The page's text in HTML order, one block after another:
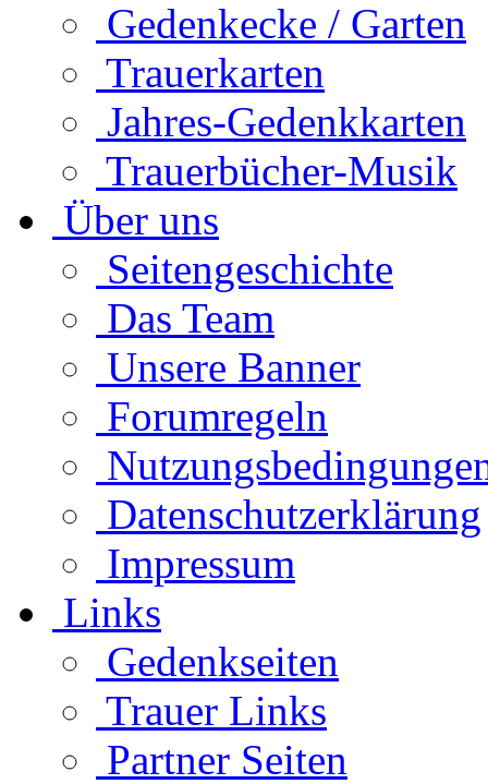
Gedenkecke / Garten
Trauerkarten
Jahres-Gedenkkarten
Trauerbücher-Musik
Über uns
Seitengeschichte
Das Team
Unsere Banner
Forumregeln
Datenschutzerklärung
Impressum
Links
Gedenkseiten
Trauer Links
Partner Seiten